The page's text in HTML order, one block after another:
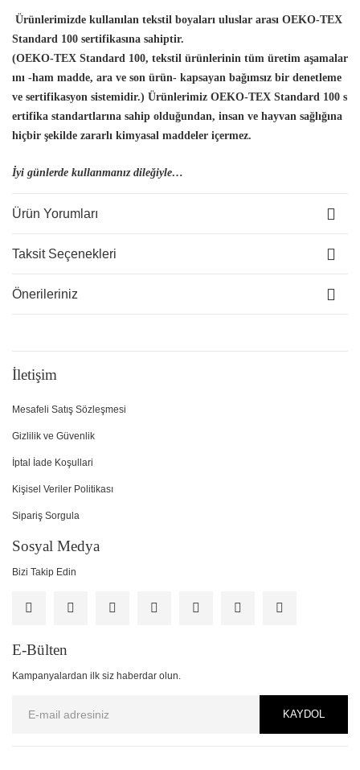
Ürünlerimizde kullanılan tekstil boyaları uluslar arası OEKO-TEX
Standard 100 sertifikasına sahiptir.
(OEKO-TEX Standard 100, tekstil ürünlerinin tüm üretim aşamalar
ını -ham madde, ara ve son ürün- kapsayan bağımsız bir denetleme
ve sertifikasyon sistemidir.) Ürünlerimiz OEKO-TEX Standard 100 s
ertifika standartlarına sahip olduğundan, insan ve hayvan sağlığına
hiçbir şekilde zararlı kimyasal maddeler içermez.
İyi günlerde kullanmanız dileğiyle…
Ürün Yorumları
Taksit Seçenekleri
Önerileriniz
İletişim
Mesafeli Satış Sözleşmesi
Gizlilik ve Güvenlik
İptal İade Koşullari
Kişisel Veriler Politikası
Sipariş Sorgula
Sosyal Medya
Bizi Takip Edin
E-Bülten
Kampanyalardan ilk siz haberdar olun.
KAYDOL